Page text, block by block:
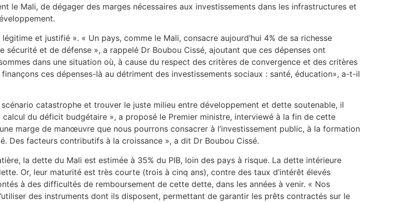
le Mali, de dégager des marges nécessaires aux investissements dans les infrastructures et
et justifié ». « Un pays, comme le Mali, consacre aujourd’hui 4% de sa richesse
et de défense », a rappelé Dr Boubou Cissé, ajoutant que ces dépenses ont
dans une situation où, à cause du respect des critères de convergence et des critères
ces dépenses-là au détriment des investissements sociaux : santé, éducation», a-t-il
catastrophe et trouver le juste milieu entre développement et dette soutenable, il
du déficit budgétaire », a proposé le Premier ministre, interviewé à la fin de cette
marge de manœuvre que nous pourrons consacrer à l’investissement public, à la formation
Des facteurs contributifs à la croissance », a dit Dr Boubou Cissé.
la dette du Mali est estimée à 35% du PIB, loin des pays à risque. La dette intérieure
Or, leur maturité est très courte (trois à cinq ans), contre des taux d’intérêt élevés
à des difficultés de remboursement de cette dette, dans les années à venir. « Nos
des instruments dont ils disposent, permettant de garantir les prêts contractés sur le